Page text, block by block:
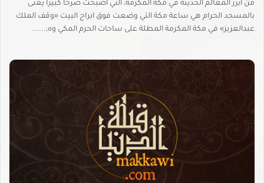
من ابرز المعالم الحديثة في مكة المكرمة، التي اصبحت صرحا كبيرا يعنى
بالمسجد الحرام هي ساعة مكة التي وضعت فوق ابراج البيت «وقف الملك
عبدالعزيز» في مكة المكرمة المطلة على ساحات الحرم المكي وه;......